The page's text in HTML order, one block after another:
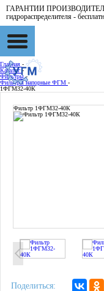
ГАРАНТИИ ПРОИЗВОДИТЕЛЕЙ
гидрораспределителя -
Главная -
Каталог -
Фильтры -
Фильтры напорные ФГМ -
1ФГМ32-40К
Фильтр 1ФГМ32-40К
Поделиться: